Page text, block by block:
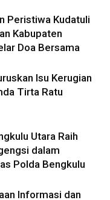
Peristiwa Kudatuli
Kabupaten
Doa Bersama
Isu Kerugian
Tirta Ratu
Utara Raih
dalam
Polda Bengkulu
Informasi dan